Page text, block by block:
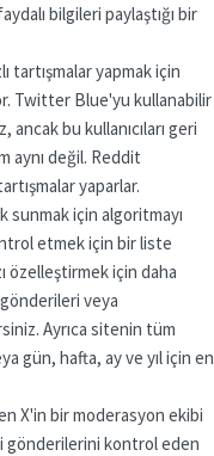
bilgileri paylaştığı bir
tartışmalar yapmak için
Twitter Blue'yu kullanabilir
bu kullanıcıları geri
aynı değil. Reddit
yaparlar.
sunmak için algoritmayı
etmek için bir liste
özelleştirmek için daha
veya
Ayrıca sitenin tüm
gün, hafta, ay ve yıl için en
X'in bir moderasyon ekibi
gönderilerini kontrol eden